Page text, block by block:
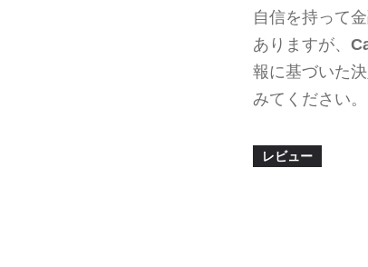
自信を持って
ありますが、
報に基づいた
みてください。
レビュー